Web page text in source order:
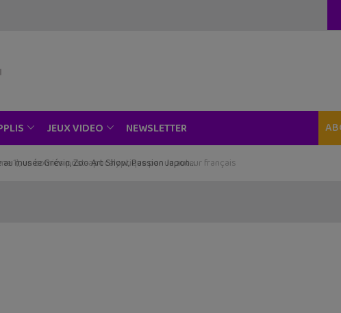
JEUX VIDEO NEWSLETTER
musée Grévin, Zoo Art Show, Passion Japon…